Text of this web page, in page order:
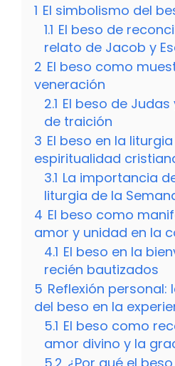
1 El simbolismo del
1.1 El beso de
relato de Jacob y
2 El beso como
veneración
2.1 El beso de
de traición
3 El beso en la
espiritualidad
3.1 La importancia
liturgia de la
4 El beso como
amor y unidad en la
4.1 El beso en la
recién bautizados
5 Reflexión
del beso en la
5.1 El beso como
amor divino y la